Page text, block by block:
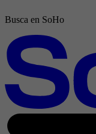
Busca en SoHo